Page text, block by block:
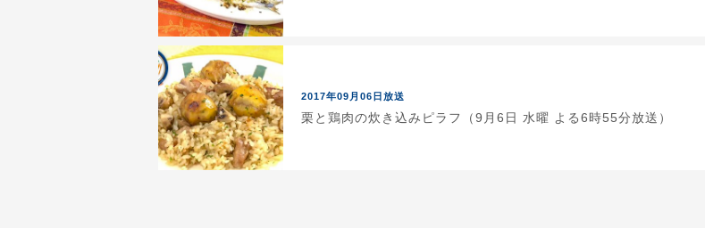
2017年09月06日放送
栗と鶏肉の炊き込みピラフ（9月6日 水曜 よる6時55分放送）